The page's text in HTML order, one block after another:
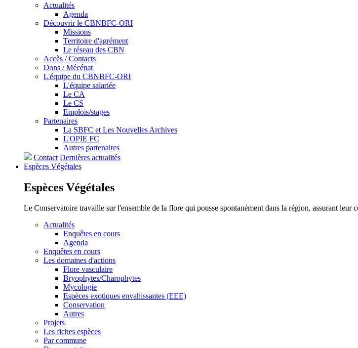
Actualités
Agenda
Découvrir le CBNBFC-ORI
Missions
Territoire d'agrément
Le réseau des CBN
Accès / Contacts
Dons / Mécénat
L'équipe du CBNBFC-ORI
L'équipe salariée
Le CA
Le CS
Emplois/stages
Partenaires
La SBFC et Les Nouvelles Archives
L'OPIE FC
Autres partenaires
Contact Dernières actualités
Espèces Végétales
Espèces Végétales
Le Conservatoire travaille sur l'ensemble de la flore qui pousse spontanément dans la région, assurant leur
Actualités
Enquêtes en cours
Agenda
Enquêtes en cours
Les domaines d'actions
Flore vasculaire
Bryophytes/Charophytes
Mycologie
Espèces exotiques envahissantes (EEE)
Conservation
Autres
Projets
Les fiches espèces
Par commune